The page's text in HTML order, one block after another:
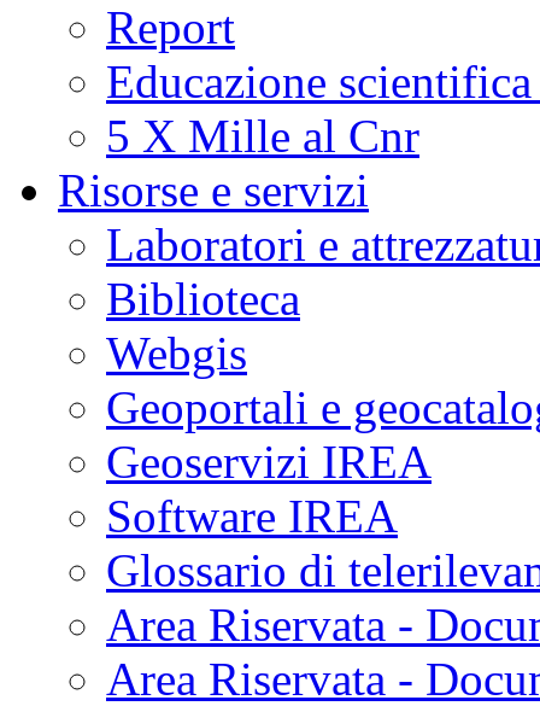
Report
Educazione
5 X Mille al Cnr
Risorse e servizi
Laboratori e
Biblioteca
Webgis
Geoportali e
Geoservizi IREA
Software IREA
Glossario di
Area Riservata -
Area Riservata -